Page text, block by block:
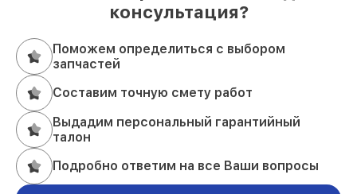
консультация?
Поможем определиться с выбором
запчастей
Составим точную смету работ
Выдадим персональный гарантийный
талон
Подробно ответим на все Ваши вопросы